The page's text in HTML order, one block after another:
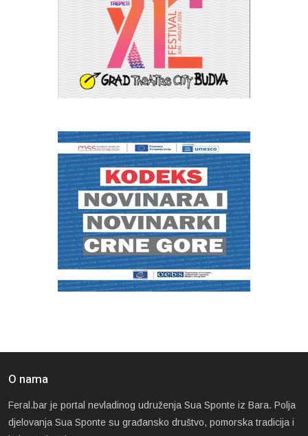
O nama
Feral.bar je portal nevladinog udruženja Sua Sponte iz Bara. Polja
djelovanja Sua Sponte su građansko društvo, pomorska tradicija i